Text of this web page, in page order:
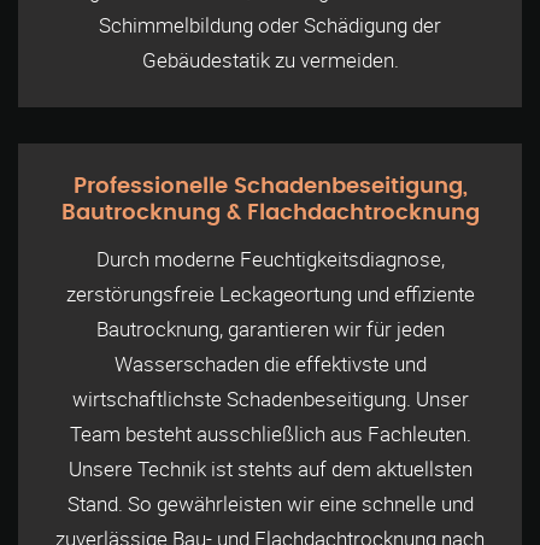
Schimmelbildung oder Schädigung der
Gebäudestatik zu vermeiden.
Professionelle Schadenbeseitigung,
Bautrocknung & Flachdachtrocknung
Durch moderne Feuchtigkeitsdiagnose,
zerstörungsfreie Leckageortung und effiziente
Bautrocknung, garantieren wir für jeden
Wasserschaden die effektivste und
wirtschaftlichste Schadenbeseitigung. Unser
Team besteht ausschließlich aus Fachleuten.
Unsere Technik ist stehts auf dem aktuellsten
Stand. So gewährleisten wir eine schnelle und
zuverlässige Bau- und Flachdachtrocknung nach